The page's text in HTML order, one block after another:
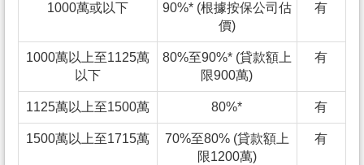
1000萬或以下
90%* (根據按保公司估
價)
有
1000萬以上至1125萬
以下
80%至90%* (貸款額上
限900萬)
有
1125萬以上至1500萬 80%* 有
1500萬以上至1715萬
70%至80% (貸款額上
限1200萬)
有